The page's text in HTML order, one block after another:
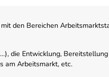
den Bereichen
die Entwicklung,
am Arbeitsmarkt, etc.